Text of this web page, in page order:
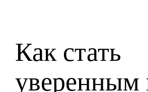
Как стать
уверенным